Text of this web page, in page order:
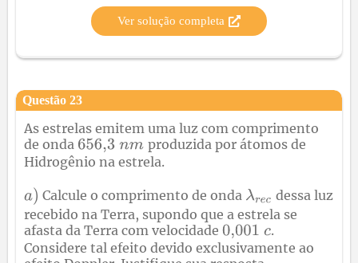
Ver solução completa
Questão 23
As estrelas emitem uma luz com comprimento
de onda
produzida por átomos de
Hidrogênio na estrela.
Calcule o comprimento de onda
dessa luz
recebido na Terra, supondo que a estrela se
afasta da Terra com velocidade
.
Considere tal efeito devido exclusivamente ao